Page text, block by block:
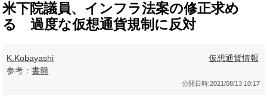
米下院議員、インフラ法案の修正求め
る 過度な仮想通貨規制に反対
K.Kobayashi
参考：書簡
仮想通貨情報
公開日時:2021/08/13 10:17